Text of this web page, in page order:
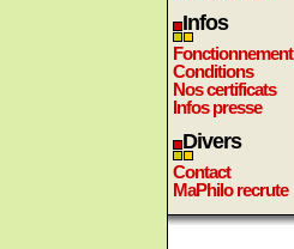
Infos
Fonctionnement
Conditions
Nos certificats
Infos presse
Divers
Contact
MaPhilo recrute